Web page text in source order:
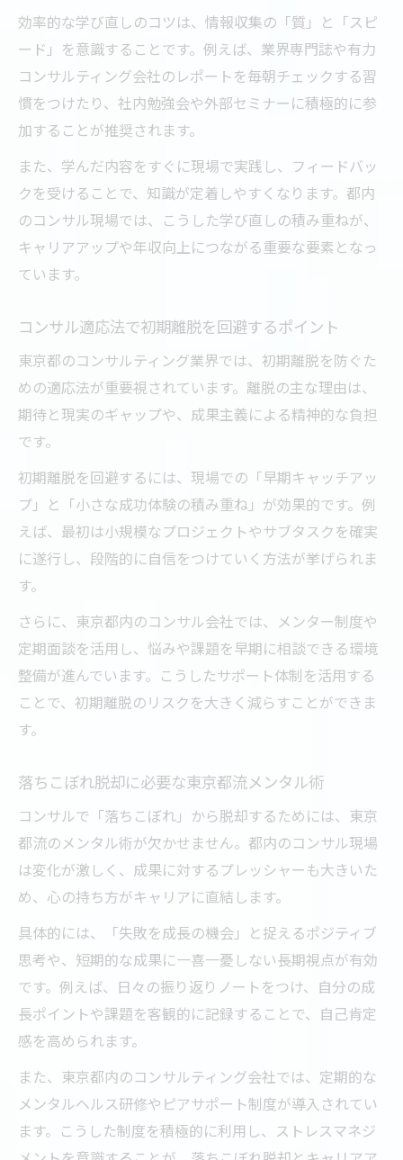
効率的な学び直しのコツは、情報収集の「質」と「スピ
ード」を意識することです。例えば、業界専門誌や有力
コンサルティング会社のレポートを毎朝チェックする習
慣をつけたり、社内勉強会や外部セミナーに積極的に参
加することが推奨されます。
また、学んだ内容をすぐに現場で実践し、フィードバッ
クを受けることで、知識が定着しやすくなります。都内
のコンサル現場では、こうした学び直しの積み重ねが、
キャリアアップや年収向上につながる重要な要素となっ
ています。
コンサル適応法で初期離脱を回避するポイント
東京都のコンサルティング業界では、初期離脱を防ぐた
めの適応法が重要視されています。離脱の主な理由は、
期待と現実のギャップや、成果主義による精神的な負担
です。
初期離脱を回避するには、現場での「早期キャッチアッ
プ」と「小さな成功体験の積み重ね」が効果的です。例
えば、最初は小規模なプロジェクトやサブタスクを確実
に遂行し、段階的に自信をつけていく方法が挙げられま
す。
さらに、東京都内のコンサル会社では、メンター制度や
定期面談を活用し、悩みや課題を早期に相談できる環境
整備が進んでいます。こうしたサポート体制を活用する
ことで、初期離脱のリスクを大きく減らすことができま
す。
落ちこぼれ脱却に必要な東京都流メンタル術
コンサルで「落ちこぼれ」から脱却するためには、東京
都流のメンタル術が欠かせません。都内のコンサル現場
は変化が激しく、成果に対するプレッシャーも大きいた
め、心の持ち方がキャリアに直結します。
具体的には、「失敗を成長の機会」と捉えるポジティブ
思考や、短期的な成果に一喜一憂しない長期視点が有効
です。例えば、日々の振り返りノートをつけ、自分の成
長ポイントや課題を客観的に記録することで、自己肯定
感を高められます。
また、東京都内のコンサルティング会社では、定期的な
メンタルヘルス研修やピアサポート制度が導入されてい
ます。こうした制度を積極的に利用し、ストレスマネジ